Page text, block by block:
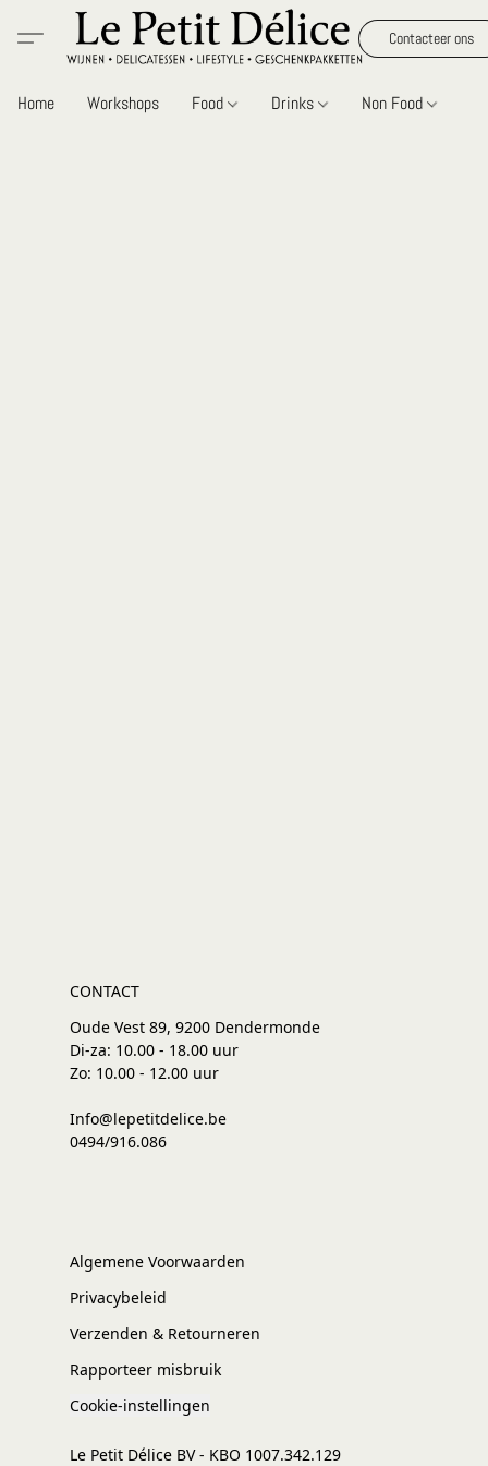
Contacteer ons
Home Workshops Food Drinks Non Food
CONTACT
Oude Vest 89, 9200 Dendermonde
Di-za: 10.00 - 18.00 uur
Zo: 10.00 - 12.00 uur
Info@lepetitdelice.be
0494/916.086
Algemene Voorwaarden
Privacybeleid
Verzenden & Retourneren
Rapporteer misbruik
Cookie-instellingen
Le Petit Délice BV - KBO 1007.342.129